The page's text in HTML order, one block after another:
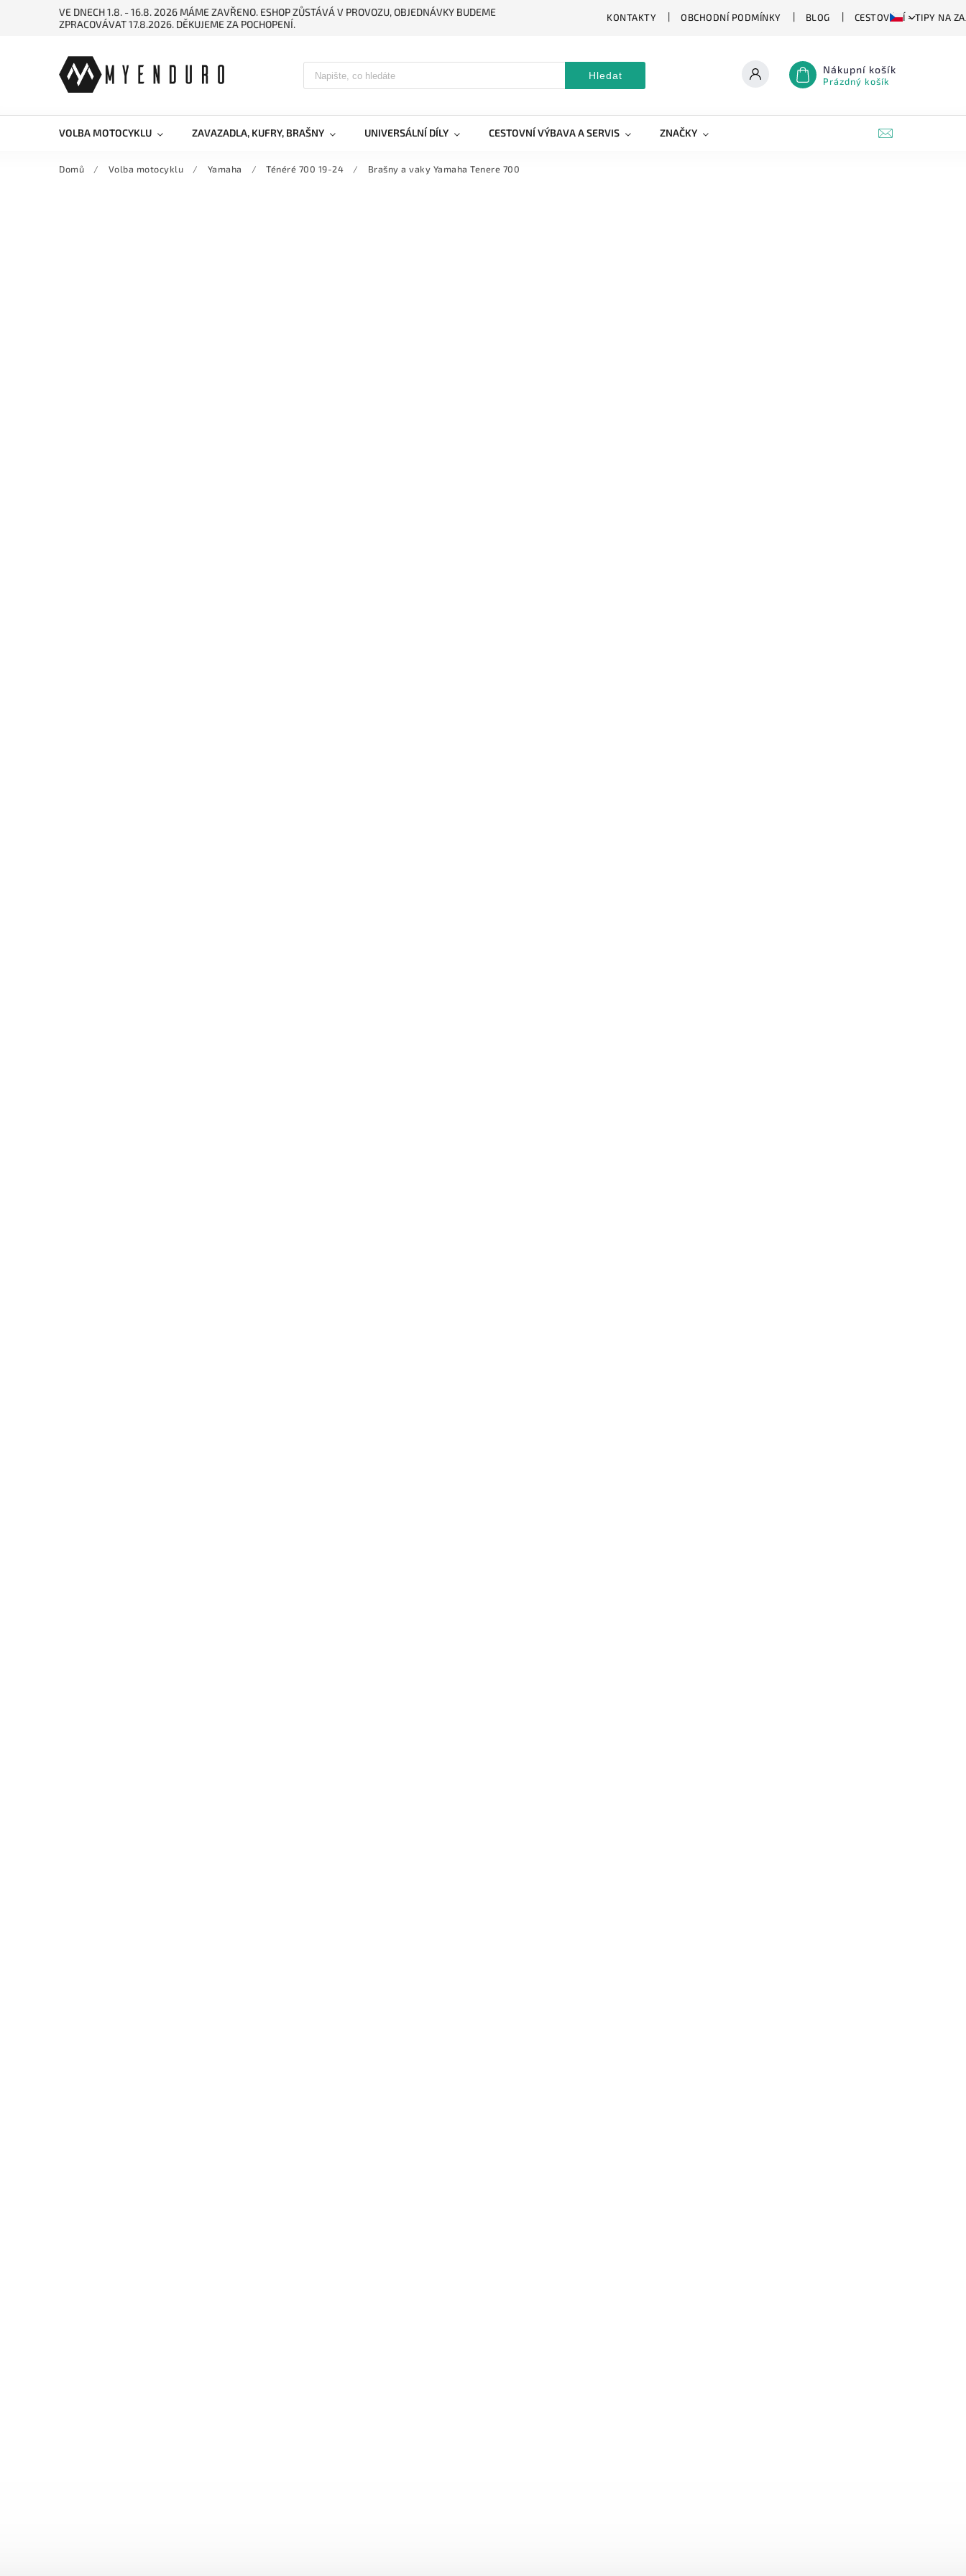
VE DNECH 1.8. - 16.8. 2026 MÁME ZAVŘENO. ESHOP ZŮSTÁVÁ V PROVOZU, OBJEDNÁVKY BUDEME
ZPRACOVÁVAT 17.8.2026. DĚKUJEME ZA POCHOPENÍ.
KONTAKTY OBCHODNÍ PODMÍNKY BLOG CESTOVÁNÍ - TIPY NA
Hledat Nákupní košík
Prázdný košík
VOLBA MOTOCYKLU ZAVAZADLA, KUFRY, BRAŠNY UNIVERSÁLNÍ DÍLY CESTOVNÍ VÝBAVA A SERVIS ZNAČKY
Domů / Volba motocyklu / Yamaha / Ténéré 700 19-24 / Brašny a vaky Yamaha Tenere 700